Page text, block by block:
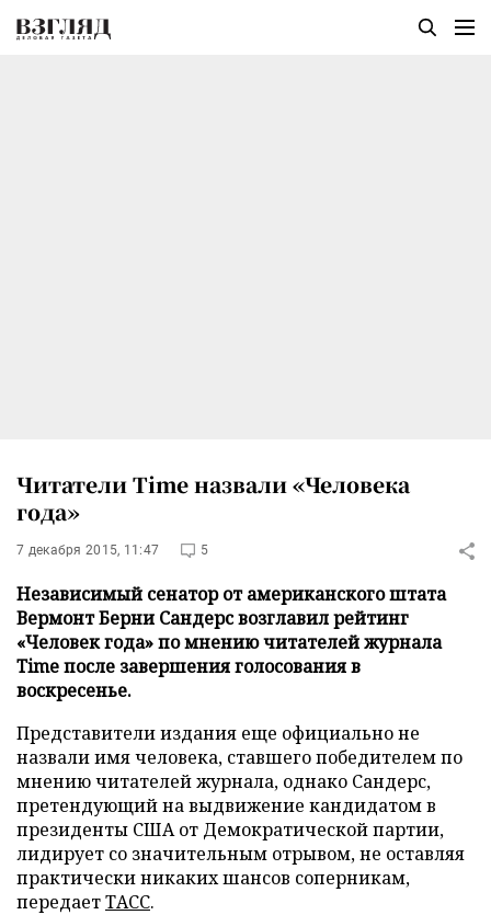
Читатели Time назвали «Человека
года»
7 декабря 2015, 11:47 5
Независимый сенатор от американского штата
Вермонт Берни Сандерс возглавил рейтинг
«Человек года» по мнению читателей журнала
Time после завершения голосования в
воскресенье.
Представители издания еще официально не
назвали имя человека, ставшего победителем по
мнению читателей журнала, однако Сандерс,
претендующий на выдвижение кандидатом в
президенты США от Демократической партии,
лидирует со значительным отрывом, не оставляя
практически никаких шансов соперникам,
передаетТАСС.